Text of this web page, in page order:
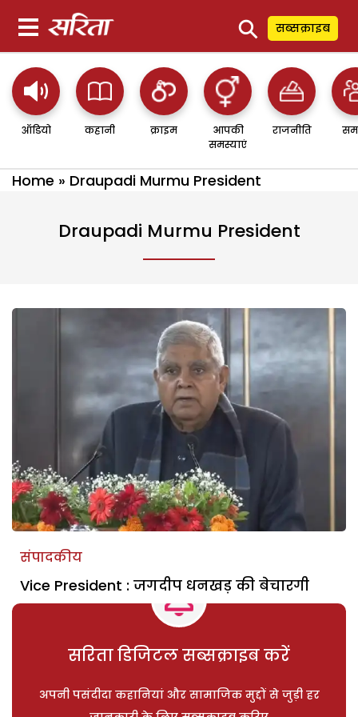
⚲ सब्सक्राइब
ऑडियो कहानी क्राइम
आपकी
समस्याएं
राजनीति
Home » Draupadi Murmu President
Draupadi Murmu President
संपादकीय
Vice President : जगदीप धनखड़ की बेचारगी
सरिता डिजिटल सब्सक्राइब करें
अपनी पसंदीदा कहानियां और सामाजिक मुद्दों से जुड़ी हर